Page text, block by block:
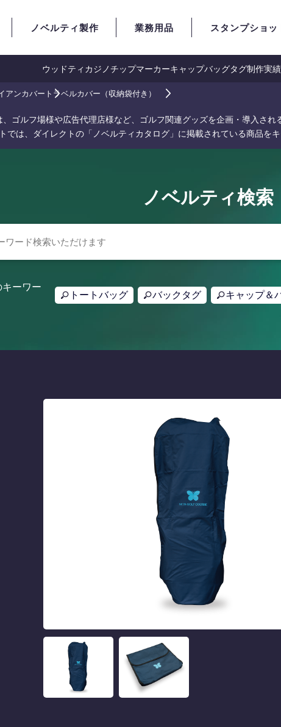
ノベルティ製作
ウッドティ カジノチップマーカーキャップバッグタグ制作実
業務用品 スタンプショッ
アンカバー トラベルカバー（収納袋付き）
ゴルフ場様や広告代理店様など、ゴルフ関連グッズを企画・導入され
では、ダイレクトの「ノベルティカタログ」に掲載されている商品を
ノベルティ検索
キーワー
トートバッグ バックタグ キャップ＆